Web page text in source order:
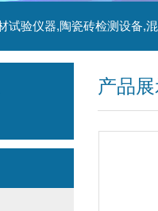
产品